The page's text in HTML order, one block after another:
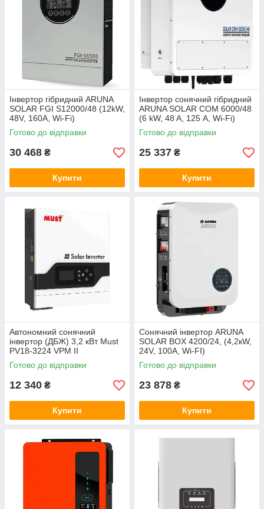
Інвертор гібридний ARUNA
SOLAR FGI S12000/48 (12kW,
48V, 160А, Wi-Fi)
Готово до відправки
30 468 ₴
Купити
Інвертор сонячний гібридний
ARUNA SOLAR COM 6000/48
(6 kW, 48 A, 125 А, Wi-Fi)
Готово до відправки
25 337 ₴
Купити
Автономний сонячний
інвертор (ДБЖ) 3,2 кВт Must
PV18-3224 VPM II
Готово до відправки
12 340 ₴
Купити
Сонячний інвертор ARUNA
SOLAR BOX 4200/24, (4,2кW,
24V, 100A, Wi-FI)
Готово до відправки
23 878 ₴
Купити